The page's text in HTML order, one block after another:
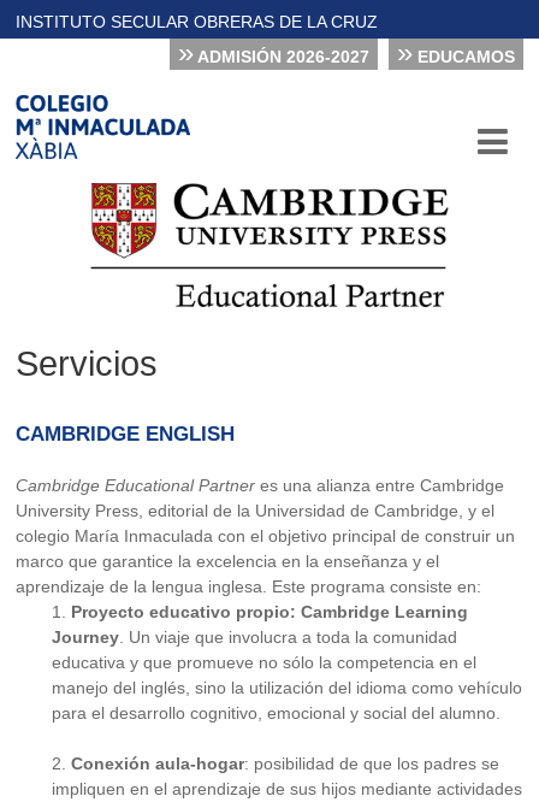
INSTITUTO SECULAR OBRERAS DE LA CRUZ
» ADMISIÓN 2026-2027 » EDUCAMOS
Servicios
CAMBRIDGE ENGLISH
Cambridge Educational Partner es una alianza entre Cambridge
University Press, editorial de la Universidad de Cambridge, y el
colegio María Inmaculada con el objetivo principal de construir un
marco que garantice la excelencia en la enseñanza y el
aprendizaje de la lengua inglesa. Este programa consiste en:
1. Proyecto educativo propio: Cambridge Learning
Journey. Un viaje que involucra a toda la comunidad
educativa y que promueve no sólo la competencia en el
manejo del inglés, sino la utilización del idioma como vehículo
para el desarrollo cognitivo, emocional y social del alumno.
2. Conexión aula-hogar: posibilidad de que los padres se
impliquen en el aprendizaje de sus hijos mediante actividades